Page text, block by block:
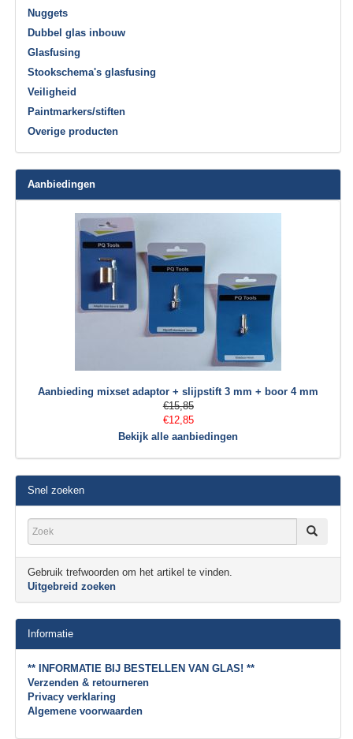
Nuggets
Dubbel glas inbouw
Glasfusing
Stookschema's glasfusing
Veiligheid
Paintmarkers/stiften
Overige producten
Aanbiedingen
Aanbieding mixset adaptor + slijpstift 3 mm + boor 4 mm
€15,85
€12,85
Bekijk alle aanbiedingen
Snel zoeken
Gebruik trefwoorden om het artikel te vinden.
Uitgebreid zoeken
Informatie
** INFORMATIE BIJ BESTELLEN VAN GLAS! **
Verzenden & retourneren
Privacy verklaring
Algemene voorwaarden